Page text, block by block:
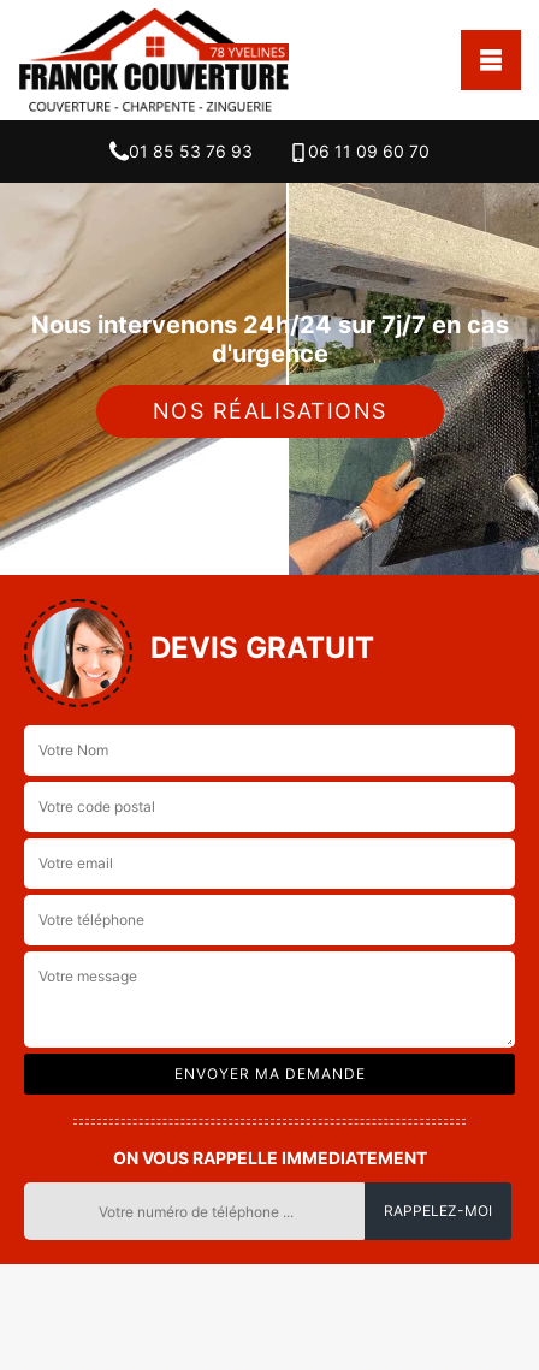
01 85 53 76 93 06 11 09 60 70
Nous intervenons 24h/24 sur 7j/7 en cas
d'urgence
NOS RÉALISATIONS
DEVIS GRATUIT
ON VOUS RAPPELLE IMMEDIATEMENT